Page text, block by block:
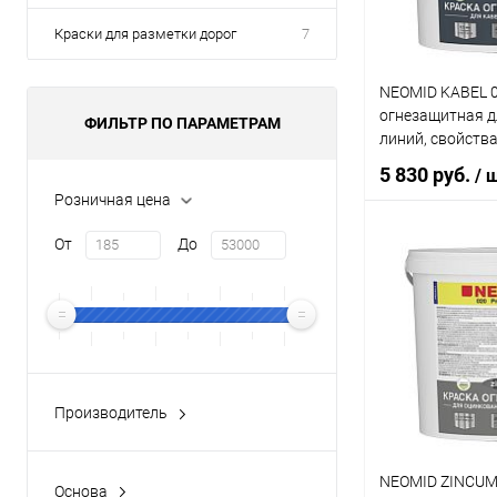
Краски для разметки дорог 7
ФИЛЬТР ПО ПАРАМЕТРАМ
Розничная цена
От До
Производитель
Основа
Литраж | Масса:
Краска Tikkurila
силиконо-
NEOMID KABEL
огнезащитная
линий,
5 830 руб. /
Купить в 1
В избранное
NEOMID